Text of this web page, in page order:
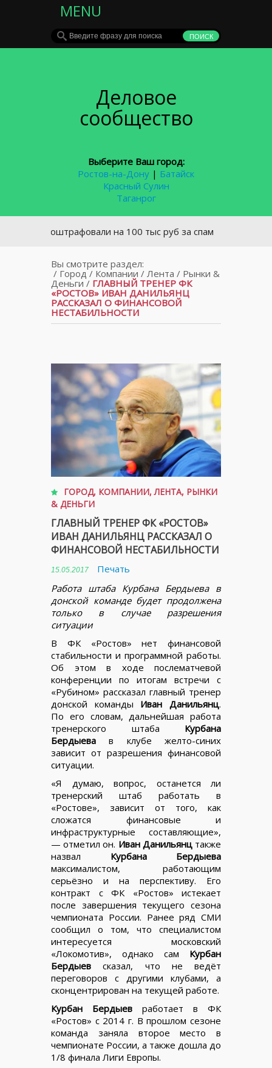
MENU
Деловое
сообщество
Выберите Ваш город:
Ростов-на-Дону | Батайск
Красный Сулин
Таганрог
оштрафовали на 100 тыс руб за спам
Вы смотрите раздел:
/ Город/ Компании / Лента / Рынки &
Деньги / ГЛАВНЫЙ ТРЕНЕР ФК
«РОСТОВ» ИВАН ДАНИЛЬЯНЦ
РАССКАЗАЛ О ФИНАНСОВОЙ
НЕСТАБИЛЬНОСТИ
ГОРОД, КОМПАНИИ,ЛЕНТА, РЫНКИ
& ДЕНЬГИ
ГЛАВНЫЙ ТРЕНЕР ФК «РОСТОВ»
ИВАН ДАНИЛЬЯНЦ РАССКАЗАЛ О
ФИНАНСОВОЙ НЕСТАБИЛЬНОСТИ
15.05.2017
Печать
Работа штаба Курбана Бердыева в
донской команде будет продолжена
только в случае разрешения
ситуации
В ФК «Ростов» нет финансовой
стабильности и программной работы.
Об этом в ходе послематчевой
конференции по итогам встречи с
«Рубином» рассказал главный тренер
донской команды Иван Данильянц.
По его словам, дальнейшая работа
тренерского штаба Курбана
Бердыева в клубе желто-синих
зависит от разрешения финансовой
ситуации.
«Я думаю, вопрос, останется ли
тренерский штаб работать в
«Ростове», зависит от того, как
сложатся финансовые и
инфраструктурные составляющие»,
— отметил он. Иван Данильянцтакже
назвал Курбана Бердыева
максималистом, работающим
серьёзно и на перспективу. Его
контракт с ФК «Ростов» истекает
после завершения текущего сезона
чемпионата России. Ранее ряд СМИ
сообщил о том, что специалистом
интересуется московский
«Локомотив», однако сам Курбан
Бердыев сказал, что не ведёт
переговоров с другими клубами, а
сконцентрирован на текущей работе.
Курбан Бердыев работает в ФК
«Ростов» с 2014 г. В прошлом сезоне
команда заняла второе место в
чемпионате России, а также дошла до
1/8 финала Лиги Европы.